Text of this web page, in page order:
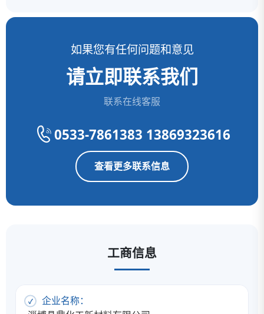
如果您有任何问题和意见
请立即联系我们
联系在线客服
0533-7861383 13869323616
查看更多联系信息
工商信息
企业名称：